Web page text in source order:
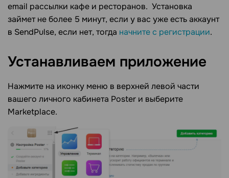
email рассылки кафе и ресторанов. Установка
займет не более 5 минут, если у вас уже есть аккаунт
в SendPulse, если нет, тогда начните с регистрации.
Устанавливаем приложение
Нажмите на иконку меню в верхней левой части
вашего личного кабинета Poster и выберите
Marketplace.